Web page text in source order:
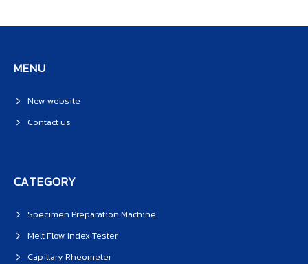
MENU
New website
Contact us
CATEGORY
Specimen Preparation Machine
Melt Flow Index Tester
Capillary Rheometer